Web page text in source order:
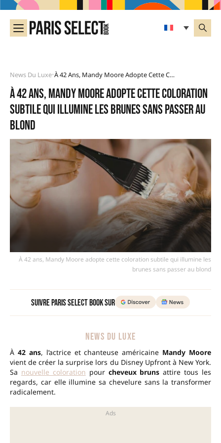
News Du Luxe• À 42 Ans, Mandy Moore Adopte Cette Coloration Subtile Qui Illumine Les Brunes Sans Passer Au Blond
À 42 ans, Mandy Moore adopte cette coloration
subtile qui illumine les brunes sans passer au
blond
À 42 ans, Mandy Moore adopte cette coloration subtile qui illumine les
brunes sans passer au blond
Suivre Paris Select Book sur
NEWS DU LUXE
À 42 ans, l’actrice et chanteuse américaine Mandy Moore
vient de créer la surprise lors du Disney Upfront à New York.
Sa nouvelle coloration pour cheveux bruns attire tous les
regards, car elle illumine sa chevelure sans la transformer
radicalement.